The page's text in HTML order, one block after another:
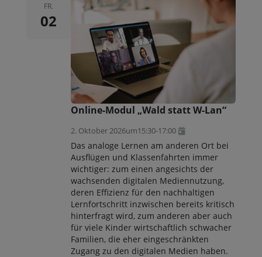
FR.
02
Online-Modul „Wald statt W-Lan“
2. Oktober 2026um15:30-17:00
Das analoge Lernen am anderen Ort bei
Ausflügen und Klassenfahrten immer
wichtiger: zum einen angesichts der
wachsenden digitalen Mediennutzung,
deren Effizienz für den nachhaltigen
Lernfortschritt inzwischen bereits kritisch
hinterfragt wird, zum anderen aber auch
für viele Kinder wirtschaftlich schwacher
Familien, die eher eingeschränkten
Zugang zu den digitalen Medien haben.